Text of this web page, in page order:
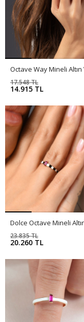
14.915 TL
17.548 TL
20.260 TL
23.835 TL